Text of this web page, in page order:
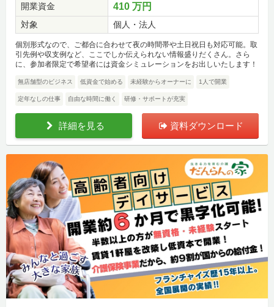
開業資金
410 万円
対象 個人・法人
個別形式なので、ご都合に合わせて夜の時間帯や土日祝日も対応可能。取
引先例や収支例など、ここでしか伝えられない情報盛りだくさん。さら
に、参加者限定で希望者には資金シミュレーションをお出しいたします！
無店舗型のビジネス 低資金で始める 未経験からオーナーに 1人で開業
定年なしの仕事 自由な時間に働く 研修・サポートが充実
詳細を見る 資料ダウンロード